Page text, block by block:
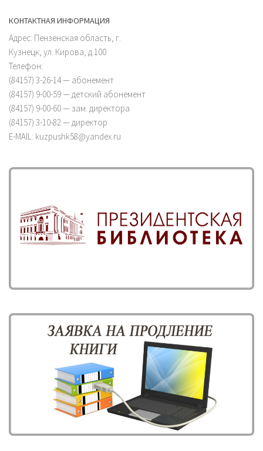
КОНТАКТНАЯ ИНФОРМАЦИЯ
Адрес: Пензенская область, г.
Кузнецк, ул. Кирова, д.100
Телефон:
(84157) 3-26-14 — абонемент
(84157) 9-00-59 — детский абонемент
(84157) 9-00-60 — зам. директора
(84157) 3-10-82 — директор
E-MAIL: kuzpushk58@yandex.ru